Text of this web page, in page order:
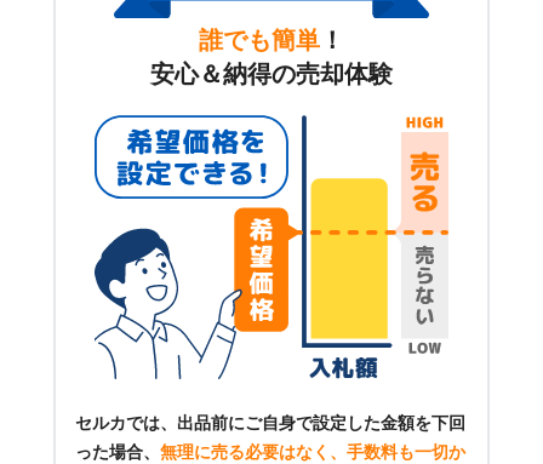
誰でも簡単 ！
安心＆納得の売却体験
セルカでは、出品前にご自身で設定した金額を下回
った場合、 無理に売る必要はなく、手数料も一切か